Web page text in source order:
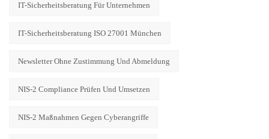
IT-Sicherheitsberatung Für Unternehmen
IT-Sicherheitsberatung ISO 27001 München
Newsletter Ohne Zustimmung Und Abmeldung
NIS-2 Compliance Prüfen Und Umsetzen
NIS-2 Maßnahmen Gegen Cyberangriffe